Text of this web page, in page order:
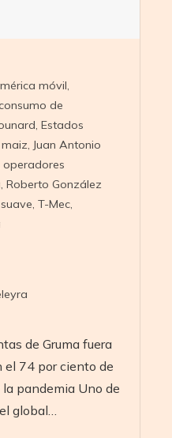
móvil,
de
, Estados
, Juan Antonio
operadores
, Roberto González
, T-Mec,
de Gruma fuera
el 74 por ciento de
la pandemia Uno de
global…